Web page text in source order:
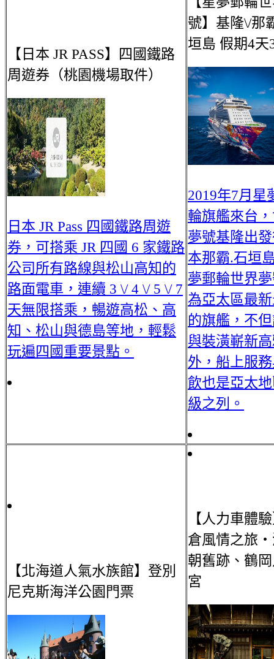
【日本 JR PASS】四國鐵路
周遊券（桃園機場取件）
日本 JR Pass 四國鐵路周遊
券，可搭乘 JR 四國 6 家鐵路
公司所有路線與松山高知的
路面電車，連續 3 \/ 4 \/ 5 \/ 7
天無限搭乘，暢遊高松、高
知、松山與德島等地，輕鬆
玩遍四國重要景點。
號】基隆\/那
垣島 假期4天
2019年7月星
輪旗艦來台
夢號基隆出
本那霸.石垣
夢郵輪世界
為亞太區最
的旗艦，不
與裝潢嶄新
外，船上服
飲也是亞太
級之列。
【北海道人氣水族館】登別
尼克斯海洋公園門票
【人力車體
倉風情之旅
朝舊跡、鶴
宮